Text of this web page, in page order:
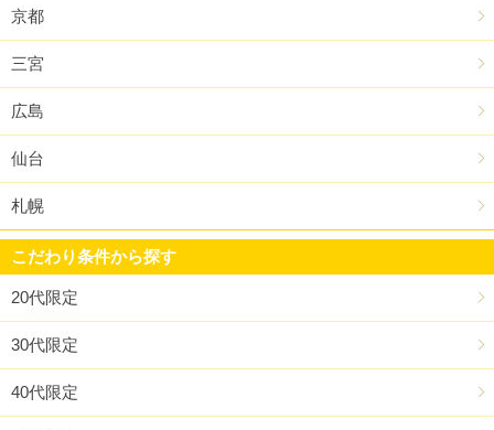
京都
三宮
広島
仙台
札幌
こだわり条件から探す
20代限定
30代限定
40代限定